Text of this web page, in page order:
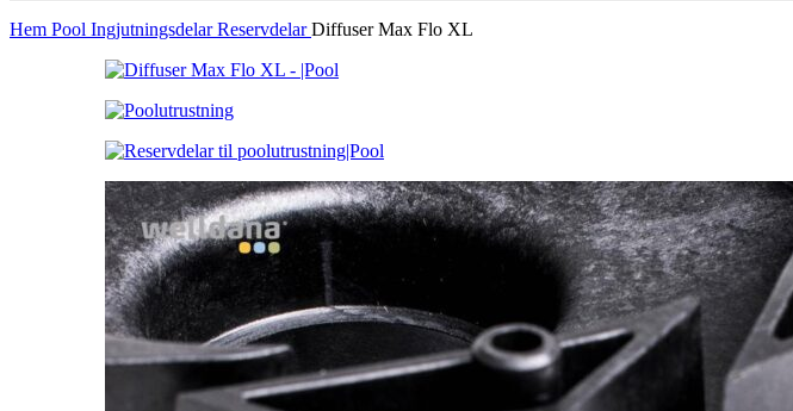
Hem Pool IngjutningsdelarReservdelarDiffuser Max Flo XL